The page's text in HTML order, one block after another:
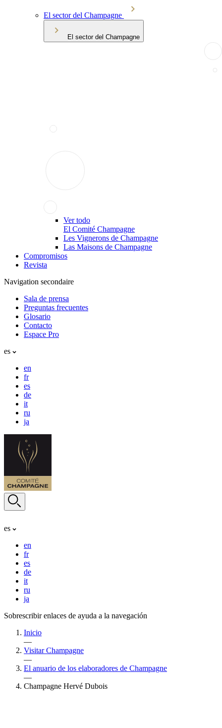
El sector del Champagne
El sector del Champagne
Ver todo
El Comité Champagne
Les Vignerons de Champagne
Las Maisons de Champagne
Compromisos
Revista
Navigation secondaire
Sala de prensa
Preguntas frecuentes
Glosario
Contacto
Espace Pro
es
en
fr
es
de
it
ru
ja
es
en
fr
es
de
it
ru
ja
Sobrescribir enlaces de ayuda a la navegación
Inicio
—
Visitar Champagne
—
El anuario de los elaboradores de Champagne
—
Champagne Hervé Dubois